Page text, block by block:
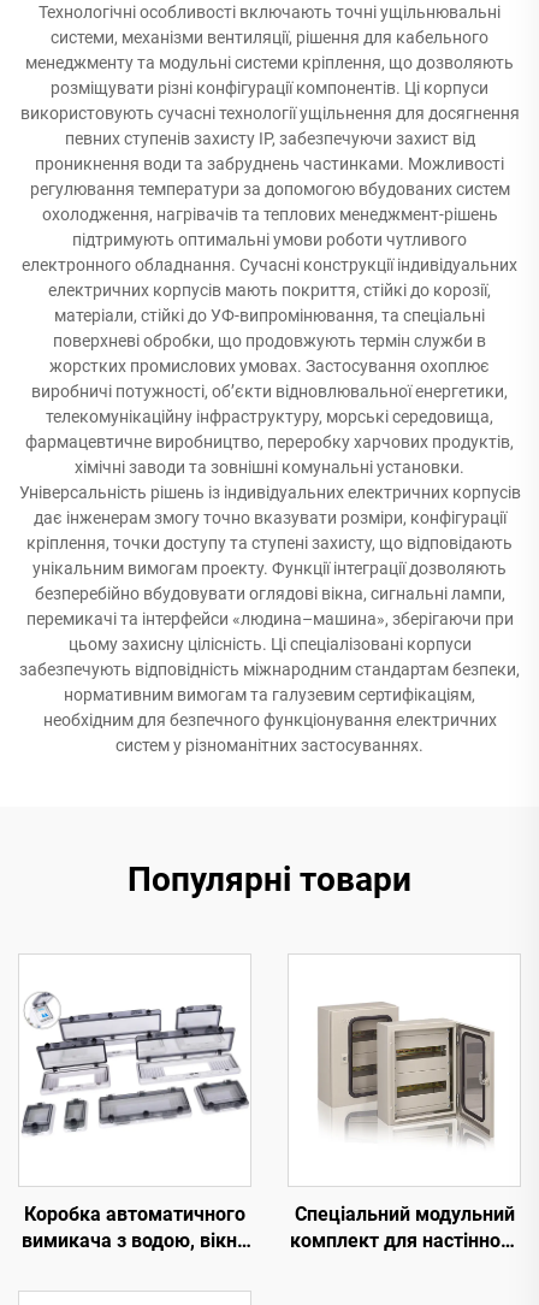
Технологічні особливості включають точні ущільнювальні
системи, механізми вентиляції, рішення для кабельного
менеджменту та модульні системи кріплення, що дозволяють
розміщувати різні конфігурації компонентів. Ці корпуси
використовують сучасні технології ущільнення для досягнення
певних ступенів захисту IP, забезпечуючи захист від
проникнення води та забруднень частинками. Можливості
регулювання температури за допомогою вбудованих систем
охолодження, нагрівачів та теплових менеджмент-рішень
підтримують оптимальні умови роботи чутливого
електронного обладнання. Сучасні конструкції індивідуальних
електричних корпусів мають покриття, стійкі до корозії,
матеріали, стійкі до УФ-випромінювання, та спеціальні
поверхневі обробки, що продовжують термін служби в
жорстких промислових умовах. Застосування охоплює
виробничі потужності, об’єкти відновлювальної енергетики,
телекомунікаційну інфраструктуру, морські середовища,
фармацевтичне виробництво, переробку харчових продуктів,
хімічні заводи та зовнішні комунальні установки.
Універсальність рішень із індивідуальних електричних корпусів
дає інженерам змогу точно вказувати розміри, конфігурації
кріплення, точки доступу та ступені захисту, що відповідають
унікальним вимогам проекту. Функції інтеграції дозволяють
безперебійно вбудовувати оглядові вікна, сигнальні лампи,
перемикачі та інтерфейси «людина–машина», зберігаючи при
цьому захисну цілісність. Ці спеціалізовані корпуси
забезпечують відповідність міжнародним стандартам безпеки,
нормативним вимогам та галузевим сертифікаціям,
необхідним для безпечного функціонування електричних
систем у різноманітних застосуваннях.
Популярні товари
Коробка автоматичного
вимикача з водою, вікно
з захистом від бризків
Спеціальний модульний
комплект для настінного